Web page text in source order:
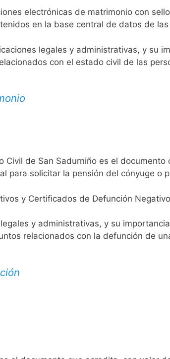
electrónicas de matrimonio con
en la base central de datos de
legales y administrativas, y su
con el estado civil de las
Civil de San Sadurniño es el
para solicitar la pensión del cónyuge o
y Certificados de Defunción
y administrativas, y su
relacionados con la defunción de